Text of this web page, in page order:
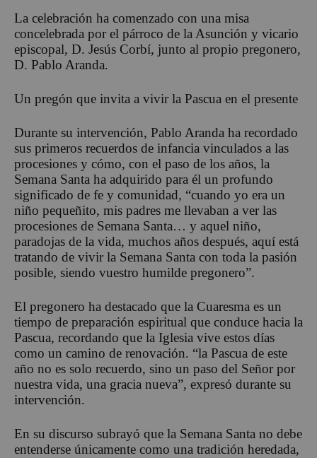
La celebración ha comenzado con una misa
concelebrada por el párroco de la Asunción y vicario
episcopal, D. Jesús Corbí, junto al propio pregonero,
D. Pablo Aranda.
Un pregón que invita a vivir la Pascua en el presente
Durante su intervención, Pablo Aranda ha recordado
sus primeros recuerdos de infancia vinculados a las
procesiones y cómo, con el paso de los años, la
Semana Santa ha adquirido para él un profundo
significado de fe y comunidad, “cuando yo era un
niño pequeñito, mis padres me llevaban a ver las
procesiones de Semana Santa… y aquel niño,
paradojas de la vida, muchos años después, aquí está
tratando de vivir la Semana Santa con toda la pasión
posible, siendo vuestro humilde pregonero”.
El pregonero ha destacado que la Cuaresma es un
tiempo de preparación espiritual que conduce hacia la
Pascua, recordando que la Iglesia vive estos días
como un camino de renovación. “la Pascua de este
año no es solo recuerdo, sino un paso del Señor por
nuestra vida, una gracia nueva”, expresó durante su
intervención.
En su discurso subrayó que la Semana Santa no debe
entenderse únicamente como una tradición heredada,